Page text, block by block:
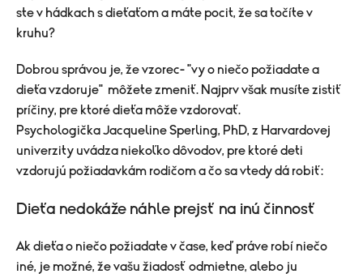
ste v hádkach s dieťaťom a máte pocit, že sa točíte v
kruhu?
Dobrou správou je, že vzorec- "vy o niečo požiadate a
dieťa vzdoruje" môžete zmeniť. Najprv však musíte zistiť
príčiny, pre ktoré dieťa môže vzdorovať.
PsychologičkaJacqueline Sperling, PhD, z Harvardovej
univerzity uvádza niekoľko dôvodov, pre ktoré deti
vzdorujú požiadavkám rodičom a čo sa vtedy dá robiť:
Dieťa nedokáže náhle prejsť na inú činnosť
Ak dieťa o niečo požiadate v čase, keď práve robí niečo
iné, je možné, že vašu žiadosť odmietne, alebo ju